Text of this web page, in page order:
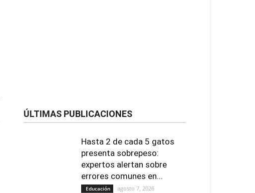
ÚLTIMAS PUBLICACIONES
Hasta 2 de cada 5 gatos
presenta sobrepeso:
expertos alertan sobre
errores comunes en...
Educación agosto 7, 2026